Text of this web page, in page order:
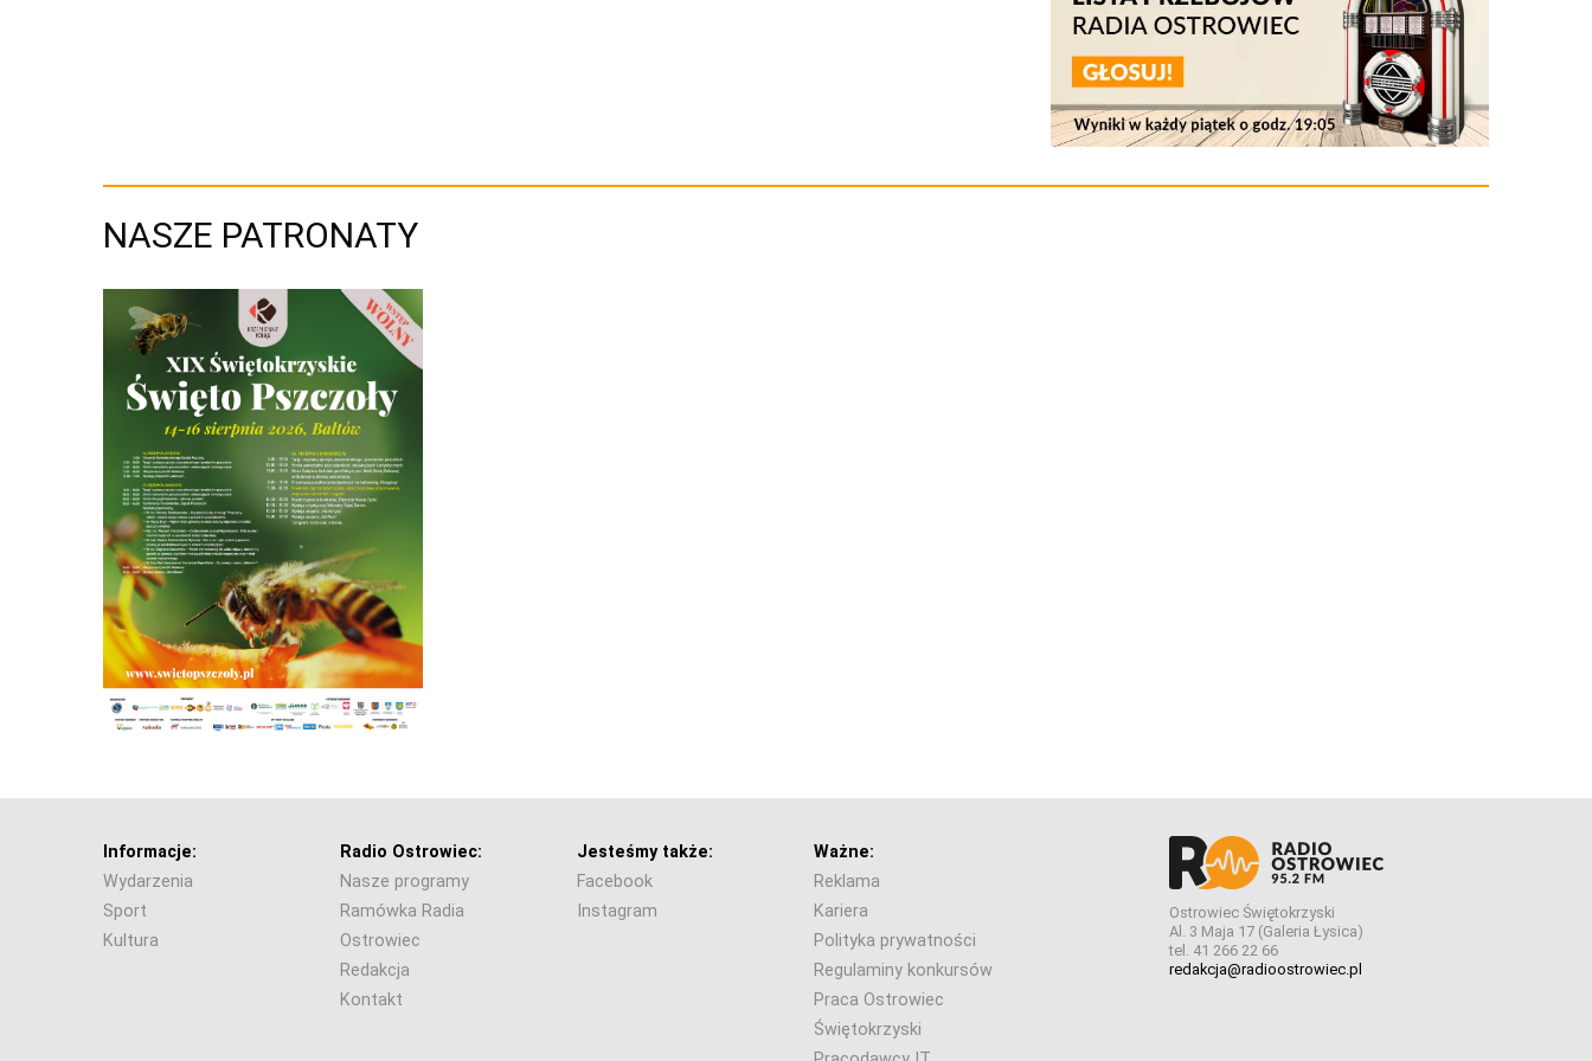
NASZE PATRONATY
Informacje:
Wydarzenia
Sport
Kultura
Radio Ostrowiec:
Nasze programy
Ramówka Radia
Ostrowiec
Redakcja
Kontakt
Jesteśmy także:
Facebook
Instagram
Ważne:
Reklama
Kariera
Polityka prywatności
Regulaminy konkursów
Praca Ostrowiec
Świętokrzyski
Ostrowiec Świętokrzyski
Al. 3 Maja 17 (Galeria Łysica)
tel. 41 266 22 66
redakcja@radioostrowiec.pl